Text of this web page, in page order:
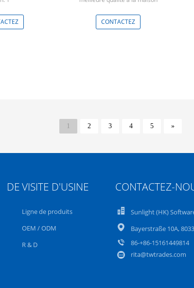
Min: 1 morceau
CONTACTEZ
1 2 3 4 5 »
DEVISITE D'USINE
Ligne de produits
OEM / ODM
R & D
CONTACTEZ-
Sunlight (HK)
Bayerstraße 10A,
86-+86-15161449814
rita@twtrades.com